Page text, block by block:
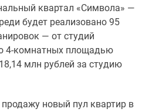
квартал «Символа» —
будет реализовано 95
— от студий
4-комнатных площадью
млн рублей за студию
новый пул квартир в